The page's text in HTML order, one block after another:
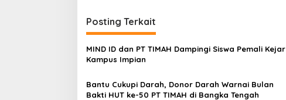
Posting Terkait
MIND ID dan PT TIMAH Dampingi Siswa Pemali Kejar
Kampus Impian
Bantu Cukupi Darah, Donor Darah Warnai Bulan
Bakti HUT ke-50 PT TIMAH di Bangka Tengah